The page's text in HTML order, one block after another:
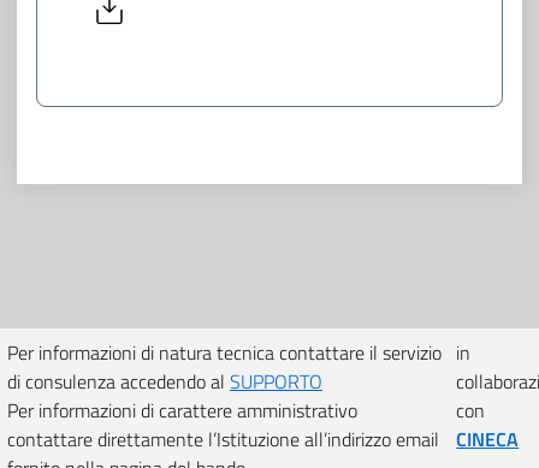
Per informazioni di natura tecnica contattare il servizio
di consulenza accedendo al SUPPORTO
Per informazioni di carattere amministrativo
contattare direttamente l’Istituzione all’indirizzo email
in
con
CINECA